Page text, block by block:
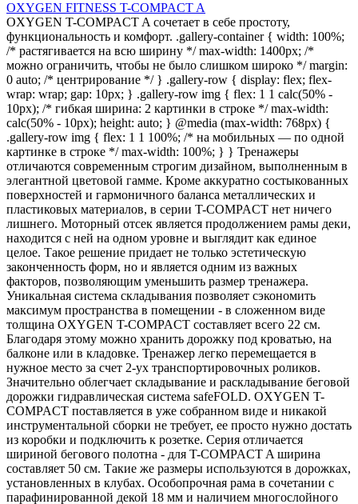
OXYGEN FITNESS T-COMPACT A
OXYGEN T-COMPACT A сочетает в себе простоту,
функциональность и комфорт. .gallery-container { width: 100%;
/* растягивается на всю ширину */ max-width: 1400px; /*
можно ограничить, чтобы не было слишком широко */ margin:
0 auto; /* центрирование */ } .gallery-row { display: flex; flex-
wrap: wrap; gap: 10px; } .gallery-row img { flex: 1 1 calc(50% -
10px); /* гибкая ширина: 2 картинки в строке */ max-width:
calc(50% - 10px); height: auto; } @media (max-width: 768px) {
.gallery-row img { flex: 1 1 100%; /* на мобильных — по одной
картинке в строке */ max-width: 100%; } } Тренажеры
отличаются современным строгим дизайном, выполненным в
элегантной цветовой гамме. Кроме аккуратно состыкованных
поверхностей и гармоничного баланса металлических и
пластиковых материалов, в серии T-COMPACT нет ничего
лишнего. Моторный отсек является продолжением рамы деки,
находится с ней на одном уровне и выглядит как единое
целое. Такое решение придает не только эстетическую
законченность форм, но и является одним из важных
факторов, позволяющим уменьшить размер тренажера.
Уникальная система складывания позволяет сэкономить
максимум пространства в помещении - в сложенном виде
толщина OXYGEN T-COMPACT составляет всего 22 см.
Благодаря этому можно хранить дорожку под кроватью, на
балконе или в кладовке. Тренажер легко перемещается в
нужное место за счет 2-ух транспортировочных роликов.
Значительно облегчает складывание и раскладывание беговой
дорожки гидравлическая система safeFOLD. OXYGEN T-
COMPACT поставляется в уже собранном виде и никакой
инструментальной сборки не требует, ее просто нужно достать
из коробки и подключить к розетке. Серия отличается
шириной бегового полотна - для T-COMPACT A ширина
составляет 50 см. Такие же размеры используются в дорожках,
установленных в клубах. Особопрочная рама в сочетании с
парафинированной декой 18 мм и наличием многослойного